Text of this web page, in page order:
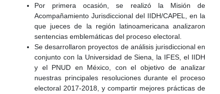
Por primera ocasión, se realizó la Misión de
Acompañamiento Jurisdiccional del IIDH/CAPEL, en la
que jueces de la región latinoamericana analizaron
sentencias emblemáticas del proceso electoral.
Se desarrollaron proyectos de análisis jurisdiccional en
conjunto con la Universidad de Siena, la IFES, el IIDH
y el PNUD en México, con el objetivo de analizar
nuestras principales resoluciones durante el proceso
electoral 2017-2018, y compartir mejores prácticas de